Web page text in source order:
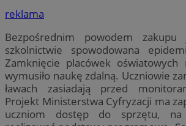
reklama
Bezpośrednim powodem
szkolnictwie spowodowana
Zamknięcie placówek
wymusiło naukę zdalną. Uczniowie
ławach zasiadają przed
Projekt Ministerstwa Cyfryzacji ma
uczniom dostęp do sprzętu,